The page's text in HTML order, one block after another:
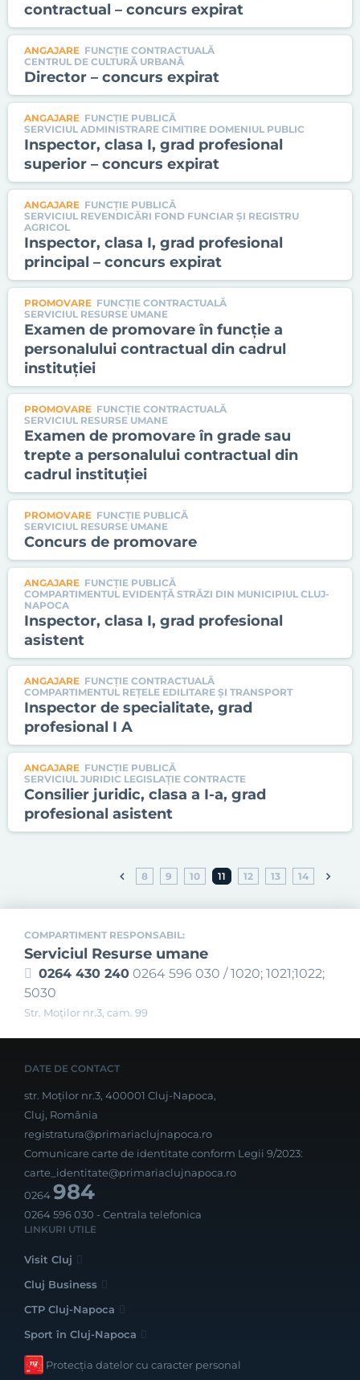
contractual – concurs expirat
ANGAJARE FUNCȚIE CONTRACTUALĂ
CENTRUL DE CULTURĂ URBANĂ
Director – concurs expirat
ANGAJARE FUNCȚIE PUBLICĂ
SERVICIUL ADMINISTRARE CIMITIRE DOMENIUL PUBLIC
Inspector, clasa I, grad profesional
superior – concurs expirat
ANGAJARE FUNCȚIE PUBLICĂ
SERVICIUL REVENDICĂRI FOND FUNCIAR ŞI REGISTRU
AGRICOL
Inspector, clasa I, grad profesional
principal – concurs expirat
PROMOVARE FUNCȚIE CONTRACTUALĂ
SERVICIUL RESURSE UMANE
Examen de promovare în funcţie a
personalului contractual din cadrul
instituţiei
PROMOVARE FUNCȚIE CONTRACTUALĂ
SERVICIUL RESURSE UMANE
Examen de promovare în grade sau
trepte a personalului contractual din
cadrul instituţiei
PROMOVARE FUNCȚIE PUBLICĂ
SERVICIUL RESURSE UMANE
Concurs de promovare
ANGAJARE FUNCȚIE PUBLICĂ
COMPARTIMENTUL EVIDENŢĂ STRĂZI DIN MUNICIPIUL CLUJ-
NAPOCA
Inspector, clasa I, grad profesional
asistent
ANGAJARE FUNCȚIE CONTRACTUALĂ
COMPARTIMENTUL REŢELE EDILITARE ŞI TRANSPORT
Inspector de specialitate, grad
profesional I A
ANGAJARE FUNCȚIE PUBLICĂ
SERVICIUL JURIDIC LEGISLAȚIE CONTRACTE
Consilier juridic, clasa a I-a, grad
profesional asistent
8 9 10 11 12 13 14
COMPARTIMENT RESPONSABIL:
Serviciul Resurse umane
0264 430 240 0264 596 030 / 1020; 1021;1022;
5030
Str. Moţilor nr.3, cam. 99
DATE DE CONTACT
str. Moților nr.3, 400001 Cluj-Napoca,
Cluj, România
registratura@primariaclujnapoca.ro
Comunicare carte de identitate conform Legii 9/2023:
carte_identitate@primariaclujnapoca.ro
0264984
0264 596 030 - Centrala telefonica
LINKURI UTILE
Visit Cluj
Cluj Business
CTP Cluj-Napoca
Sport în Cluj-Napoca
Protecția datelor cu caracter personal